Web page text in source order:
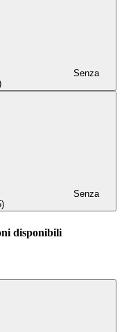
Senza
Senza
disponibili